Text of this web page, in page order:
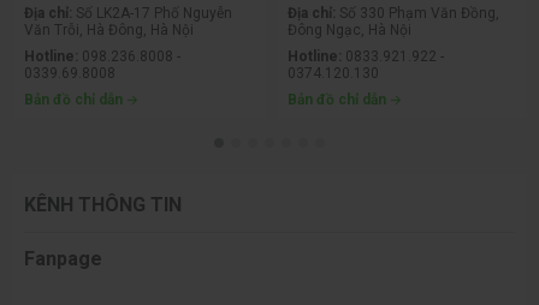
Địa chỉ: Số LK2A-17 Phố Nguyễn
Văn Trỗi, Hà Đông, Hà Nội
Hotline: 098.236.8008 -
0339.69.8008
Bản đồ chỉ dẫn
Địa chỉ: Số 330 Phạm Văn Đồng,
Đông Ngạc, Hà Nội
Hotline: 0833.921.922 -
0374.120.130
Bản đồ chỉ dẫn
KÊNH THÔNG TIN
Fanpage